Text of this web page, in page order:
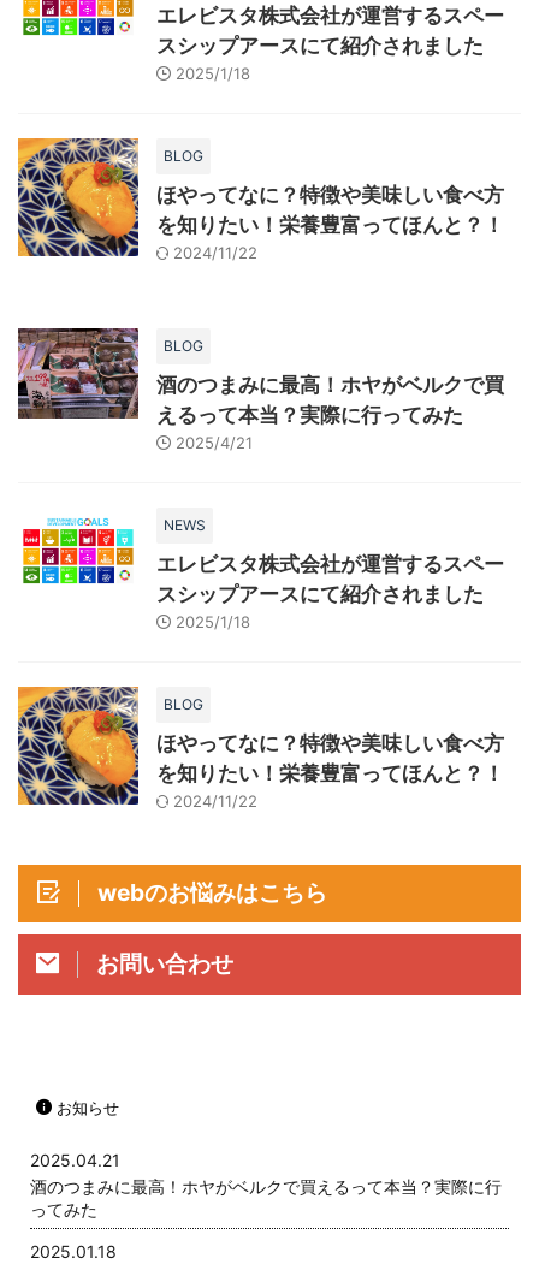
エレビスタ株式会社が運営するスペー
スシップアースにて紹介されました
2025/1/18
BLOG
ほやってなに？特徴や美味しい食べ方
を知りたい！栄養豊富ってほんと？！
2024/11/22
BLOG
酒のつまみに最高！ホヤがベルクで買
えるって本当？実際に行ってみた
2025/4/21
NEWS
エレビスタ株式会社が運営するスペー
スシップアースにて紹介されました
2025/1/18
BLOG
ほやってなに？特徴や美味しい食べ方
を知りたい！栄養豊富ってほんと？！
2024/11/22
webのお悩みはこちら
お問い合わせ
お知らせ
2025.04.21
酒のつまみに最高！ホヤがベルクで買えるって本当？実際に行
ってみた
2025.01.18